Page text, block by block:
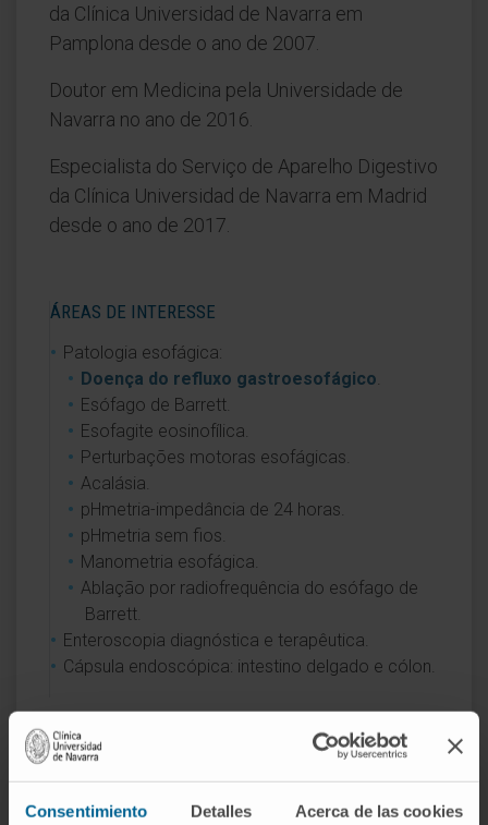
Consentimiento Detalles Acerca de las cookies
da Clínica Universidad de Navarra em
Pamplona desde o ano de 2007.
Doutor em Medicina pela Universidade de
Navarra no ano de 2016.
Especialista do Serviço de Aparelho Digestivo
da Clínica Universidad de Navarra em Madrid
desde o ano de 2017.
ÁREAS DE INTERESSE
Patologia esofágica:
Doença do refluxo gastroesofágico.
Esófago de Barrett.
Esofagite eosinofílica.
Perturbações motoras esofágicas.
Acalásia.
pHmetria-impedância de 24 horas.
pHmetria sem fios.
Manometria esofágica.
Ablação por radiofrequência do esófago de
Barrett.
Enteroscopia diagnóstica e terapêutica.
Cápsula endoscópica: intestino delgado e cólon.